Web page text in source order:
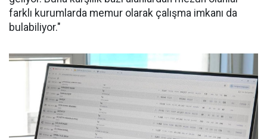
farklı kurumlarda memur olarak çalışma imkanı da
bulabiliyor."